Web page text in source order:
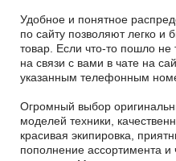
Удобное и понятное
по сайту позволяют легко и
товар. Если что-то пошло
на связи с вами в чате на
указанным телефонным
Огромный выбор
моделей техники,
красивая экипировка,
пополнение ассортимента и